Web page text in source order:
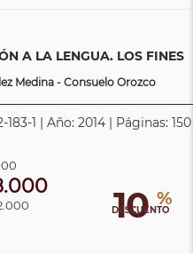
A LA LENGUA. LOS FINES
Medina - Consuelo Orozco
183-1 | Año: 2014 | Páginas: 150
10 %
DESCUENTO